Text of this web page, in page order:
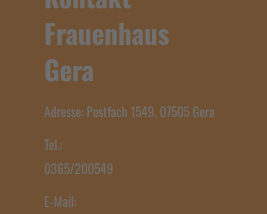
Frauenhaus
Gera
Adresse: Postfach 1549, 07505 Gera
Tel.:
0365/200549
E-Mail: